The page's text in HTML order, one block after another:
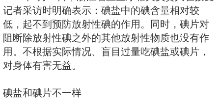
本福岛核电站核泄漏事故发生后，
公众开始购买碘盐防止核辐射，我
出现了公众盲目抢购碘盐的情况。
2011年3月17日，浙江省卫生厅相
记者采访时明确表示：碘盐中的碘